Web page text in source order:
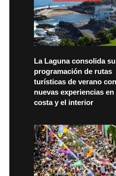
La Laguna consolida su
programación de rutas
turísticas de verano con
nuevas experiencias en
costa y el interior